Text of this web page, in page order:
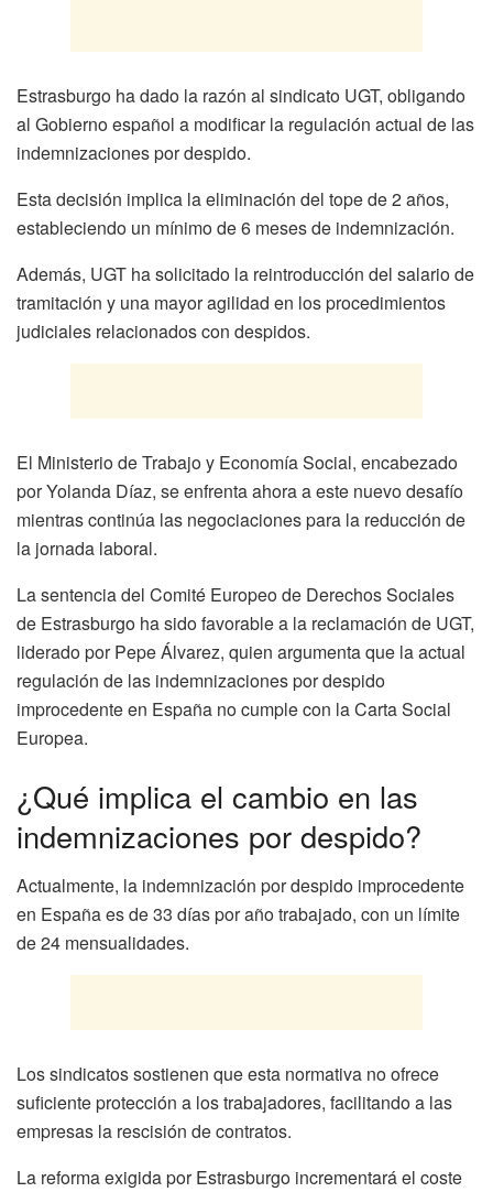
Estrasburgo ha dado la razón al sindicato UGT, obligando
al Gobierno español a modificar la regulación actual de las
indemnizaciones por despido.
Esta decisión implica la eliminación del tope de 2 años,
estableciendo un mínimo de 6 meses de indemnización.
Además, UGT ha solicitado la reintroducción del salario de
tramitación y una mayor agilidad en los procedimientos
judiciales relacionados con despidos.
El Ministerio de Trabajo y Economía Social, encabezado
por Yolanda Díaz, se enfrenta ahora a este nuevo desafío
mientras continúa las negociaciones para la reducción de
la jornada laboral.
La sentencia del Comité Europeo de Derechos Sociales
de Estrasburgo ha sido favorable a la reclamación de UGT,
liderado por Pepe Álvarez, quien argumenta que la actual
regulación de las indemnizaciones por despido
improcedente en España no cumple con la Carta Social
Europea.
¿Qué implica el cambio en las
indemnizaciones por despido?
Actualmente, la indemnización por despido improcedente
en España es de 33 días por año trabajado, con un límite
de 24 mensualidades.
Los sindicatos sostienen que esta normativa no ofrece
suficiente protección a los trabajadores, facilitando a las
empresas la rescisión de contratos.
La reforma exigida por Estrasburgo incrementará el coste